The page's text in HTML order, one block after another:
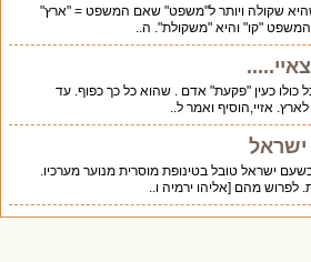
שקולה ויותר ל"משפט" שאם המשפט = "ארץ"
"קו" והיא "משקולת". ה..
כולו כעין "פקעת" אדם . שהוא כל כך כפוף. עד
אזיי,הוסיף ואמר ל..
ישראל
ישראל טובל בטינופת מוסרית מנוער מערכיו.
לפרוש מהם [אליהו ירמיה ו..